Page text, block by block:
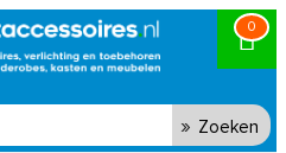
0
Zoeken